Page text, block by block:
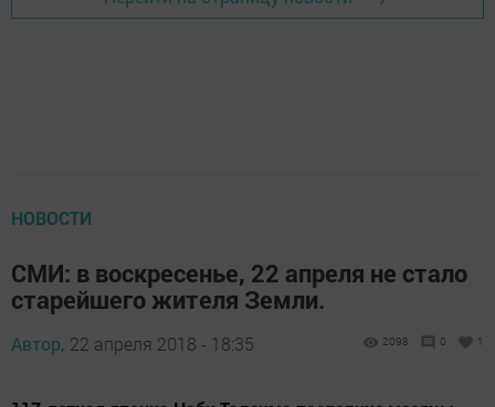
НОВОСТИ
СМИ: в воскресенье, 22 апреля не стало
старейшего жителя Земли.
Автор, 22 апреля 2018 - 18:35 2098 0 1